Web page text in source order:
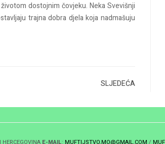
dostojnim čovjeku. Neka Svevišnji
trajna dobra djela koja nadmašuju
SLJEDEĆA
E-MAIL: MUFTIJSTVO.MO@GMAIL.COM /